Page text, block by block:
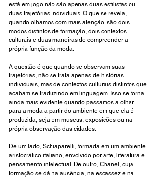
está em jogo não são apenas duas estilistas ou
duas trajetórias individuais. O que se revela,
quando olhamos com mais atenção, são dois
modos distintos de formação, dois contextos
culturais e duas maneiras de compreender a
própria função da moda.
A questão é que quando se observam suas
trajetórias, não se trata apenas de histórias
individuais, mas de contextos culturais distintos que
acabam se traduzindo em linguagem. Isso se torna
ainda mais evidente quando passamos a olhar
para a moda a partir do ambiente em que ela é
produzida, seja em museus, exposições ou na
própria observação das cidades.
De um lado, Schiaparelli, formada em um ambiente
aristocrático italiano, envolvido por arte, literatura e
pensamento intelectual. De outro, Chanel, cuja
formação se dá na ausência, na escassez e na